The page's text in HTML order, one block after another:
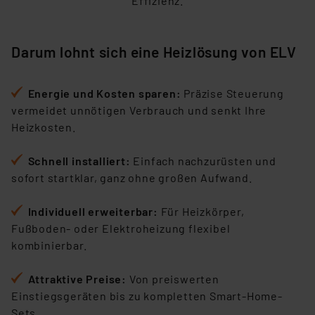
personenbezogene Daten in
Unsere Kooperation mit diesen Dienstleistern stützt
Europäischen Kommission sowie einer eigenen
Beurteilung der mit der Datenübermittlung,
insbesondere der Art der übermittelten Daten,
Impressum | Datenschutzerklärung
Darum lohnt sich eine Heizlösung von ELV
Energie und Kosten sparen: Präzise Steuerung
vermeidet unnötigen Verbrauch und senkt Ihre
Heizkosten.
Schnell installiert: Einfach nachzurüsten und
sofort startklar, ganz ohne großen Aufwand.
Individuell erweiterbar: Für Heizkörper,
Fußboden- oder Elektroheizung flexibel
kombinierbar.
Attraktive Preise : Von preiswerten
Einstiegsgeräten bis zu kompletten Smart-Home-